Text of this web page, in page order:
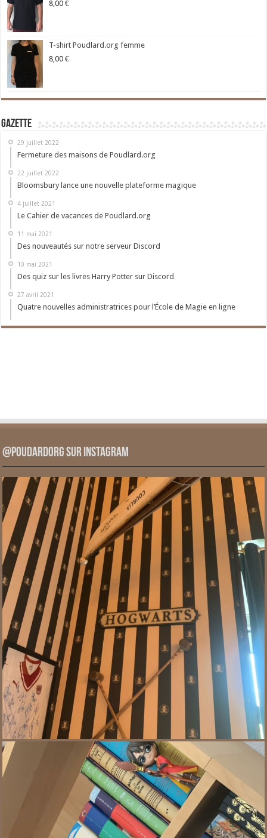
8,00 €
T-shirt Poudlard.org femme
8,00 €
Gazette
29 juillet 2022
Fermeture des maisons de Poudlard.org
22 juillet 2022
Bloomsbury lance une nouvelle plateforme magique
4 juillet 2021
Le Cahier de vacances de Poudlard.org
11 mai 2021
Des nouveautés sur notre serveur Discord
10 mai 2021
Des quiz sur les livres Harry Potter sur Discord
27 avril 2021
Quatre nouvelles administratrices pour l’École de Magie en ligne
@PoudardOrg sur Instagram